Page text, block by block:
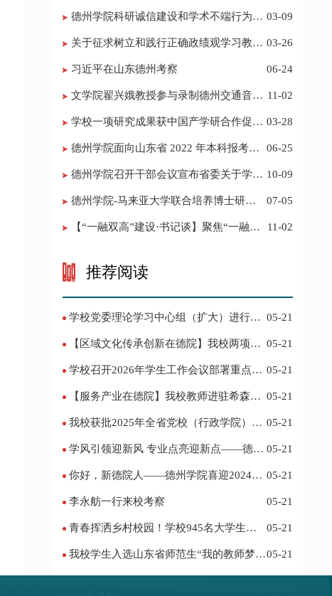
03-09
03-26
习近平在山东德州考察 06-24
11-02
03-28
06-25
10-09
07-05
11-02
推荐阅读
学校党委理论学习中心组（扩大）进行集
05-21
【区域文化传承创新在德院】我校两项作
教育优秀名单
05-21
学校召开2026年学生工作会议部署重点工
05-21
【服务产业在德院】我校教师进驻希森博
05-21
我校获批2025年全省党校（行政学院）系
05-21
学风引领迎新风 专业点亮迎新点——德州
05-21
你好，新德院人——德州学院喜迎2024级
05-21
李永舫一行来校考察 05-21
青春挥洒乡村校园！学校945名大学生赴
05-21
我校学生入选山东省师范生“我的教师梦”
05-21